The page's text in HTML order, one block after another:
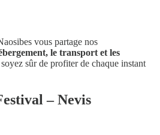
vous partage nos
le transport et les
sûr de profiter de chaque instant
– Nevis